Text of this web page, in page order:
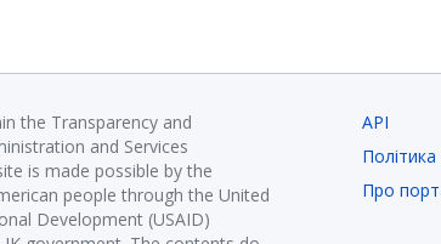
the Transparency and
and Services
is made possible by the
people through the United
Development (USAID)
API
Про